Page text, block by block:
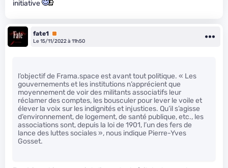
initiative
fate1 Premium
Le 15/11/2022 à 11h50
l’objectif de Frama.space est avant tout politique. « Les
gouvernements et les institutions n’apprécient que
moyennement de voir des militants associatifs leur
réclamer des comptes, les bousculer pour lever le voile et
élever la voix sur les indignités et injustices. Qu’il s’agisse
d’environnement, de logement, de santé publique, etc., les
associations sont, depuis la loi de 1901, l’un des fers de
lance des luttes sociales », nous indique Pierre-Yves
Gosset.